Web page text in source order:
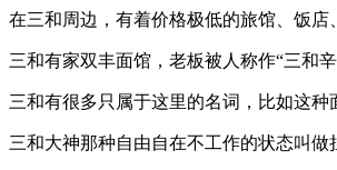
在三和周边，有着价格极低的旅馆、饭店
三和有家双丰面馆，老板被人称作“三和
三和有很多只属于这里的名词，比如这种
三和大神那种自由自在不工作的状态叫做